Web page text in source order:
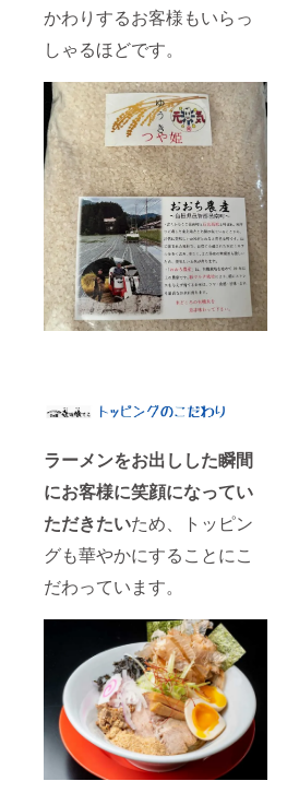
かわりするお客様もいらっ
しゃるほどです。
ラーメンをお出しした瞬間
にお客様に笑顔になってい
ただきたいため、トッピン
グも華やかにすることにこ
だわっています。